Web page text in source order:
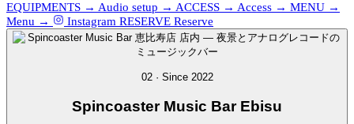
EQUIPMENTS → Audio setup → ACCESS → Access → MENU →
Menu →
Instagram RESERVE Reserve
02 · Since 2022
SpincoasterMusic Bar Ebisu